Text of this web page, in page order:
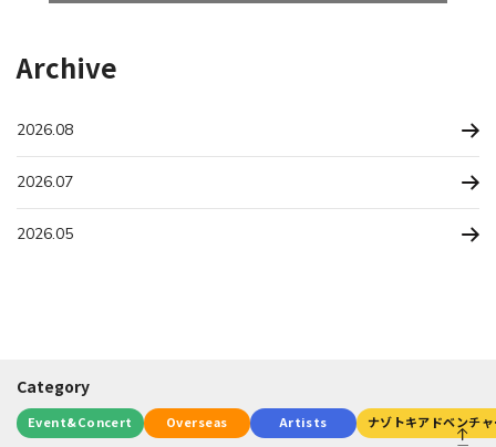
Archive
2026.08
2026.07
2026.05
Category
Event&Concert Overseas Artists ナゾトキアドベンチ